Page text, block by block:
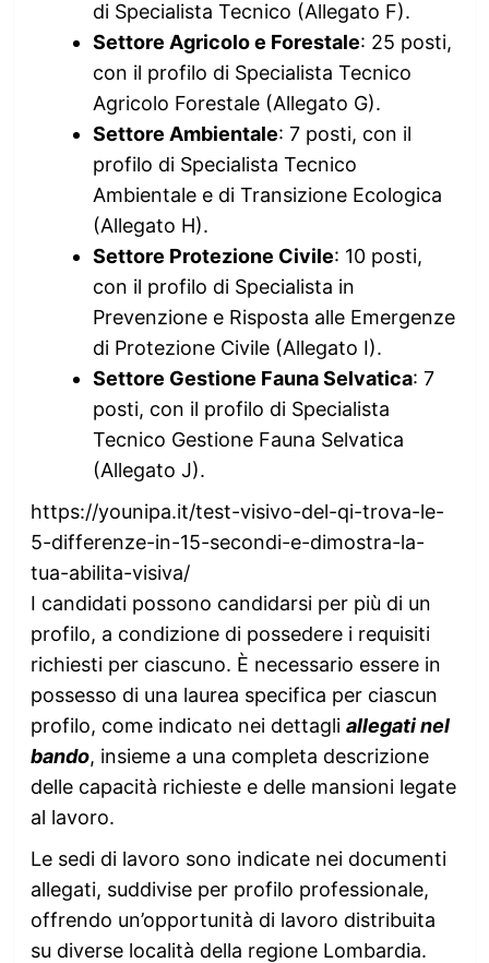
di Specialista Tecnico (Allegato F).
Settore Agricolo e Forestale: 25 posti,
con il profilo di Specialista Tecnico
Agricolo Forestale (Allegato G).
Settore Ambientale: 7 posti, con il
profilo di Specialista Tecnico
Ambientale e di Transizione Ecologica
(Allegato H).
Settore Protezione Civile: 10 posti,
con il profilo di Specialista in
Prevenzione e Risposta alle Emergenze
di Protezione Civile (Allegato I).
Settore Gestione Fauna Selvatica: 7
posti, con il profilo di Specialista
Tecnico Gestione Fauna Selvatica
(Allegato J).
https://younipa.it/test-visivo-del-qi-trova-le-
5-differenze-in-15-secondi-e-dimostra-la-
tua-abilita-visiva/
I candidati possono candidarsi per più di un
profilo, a condizione di possedere i requisiti
richiesti per ciascuno. È necessario essere in
possesso di una laurea specifica per ciascun
profilo, come indicato nei dettagli allegati nel
bando, insieme a una completa descrizione
delle capacità richieste e delle mansioni legate
al lavoro.
Le sedi di lavoro sono indicate nei documenti
allegati, suddivise per profilo professionale,
offrendo un’opportunità di lavoro distribuita
su diverse località della regione Lombardia.